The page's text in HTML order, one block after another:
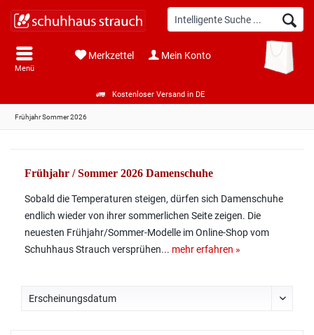
Kostenloser Versand in DE
Menü
Merkzettel Mein Konto
Frühjahr Sommer 2026
Frühjahr / Sommer 2026 Damenschuhe
Sobald die Temperaturen steigen, dürfen sich Damenschuhe
endlich wieder von ihrer sommerlichen Seite zeigen. Die
neuesten Frühjahr/Sommer-Modelle im Online-Shop vom
Schuhhaus Strauch versprühen... mehr erfahren »